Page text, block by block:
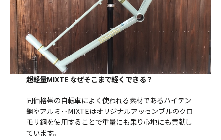
超軽量MIXTE なぜそこまで軽くできる？
同価格帯の自転車によく使われる素材であるハイテン
鋼やアルミ‥MIXTEはオリジナルアッセンブルのクロ
モリ鋼を使用することで重量にも乗り心地にも貢献し
ています。